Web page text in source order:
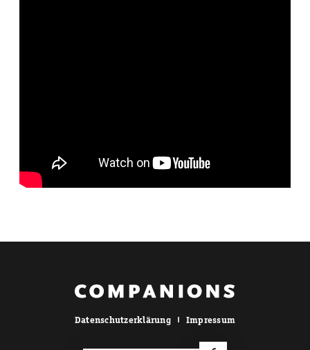
Datenschutzerklärung Impressum